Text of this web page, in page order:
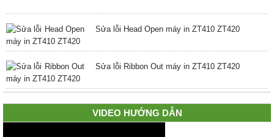
Sửa lỗi Head Open máy in ZT410 ZT420
Sửa lỗi Ribbon Out máy in ZT410 ZT420
VIDEO HƯỚNG DẪN